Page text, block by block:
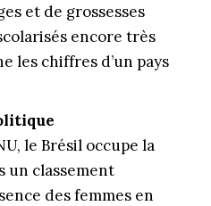
et de grossesses
encore très
les chiffres d’un pays
le Brésil occupe la
un classement
des femmes en